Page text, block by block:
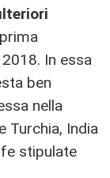
In essa
ben
nella
Turchia, India
stipulate